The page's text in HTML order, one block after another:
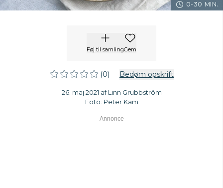
0-30 MIN.
Føj til samlingGem
(0) Bedøm opskrift
26. maj 2021 af Linn Grubbström
Foto: Peter Kam